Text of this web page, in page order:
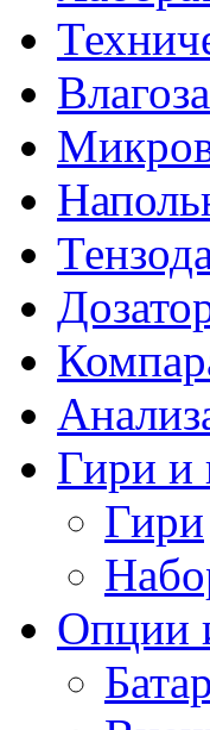
Гири и
Гири
Опции